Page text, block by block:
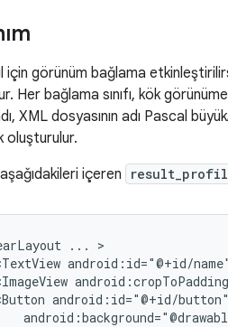
için görünüm bağlama
Her bağlama sınıfı, kök
adı, XML dosyasının adı Pascal
oluşturulur.
içeren
...
android:id="@+id/name"